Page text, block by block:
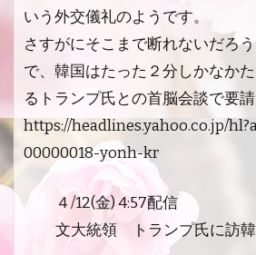
いう外交儀礼のようです。
さすがにそこまで断れないだろ
で、韓国はたった２分しかなか
るトランプ氏との首脳会談で要請
https://headlines.yahoo.co.jp/
00000018-yonh-kr
４/12(金) 4:57配信
文大統領 トランプ氏に訪